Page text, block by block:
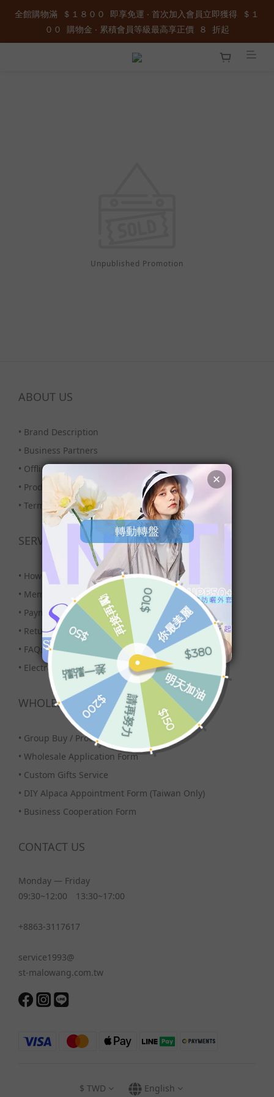
全館購物滿  ＄１８００  即享免運 ‧ 首次加入會員立即獲得  ＄１
００  購物金 ‧ 累積會員等級最高享正價  ８  折起
全館購物滿  ＄１８００  即享免運 ‧ 首次加入會員立即獲得  ＄１
００  購物金 ‧ 累積會員等級最高享正價  ８  折起
加入官方LINE ID : @wau4368o 享額外秘密折扣
Unpublished Promotion
ABOUT US
• Brand Description
• Business Partners
• Offline Stores
• Products Column
• Terms & Condition
SERVICE
• How to Buy?
• Membership
• Payment & Shipping
• Returns
• FAQs
• Electronic Invoice
WHOLESALE
• Group Buy / Procurement
• Wholesale Application Form
• Custom Gifts Service
• DIY Alpaca Appointment Form (Taiwan Only)
• Business Cooperation Form
CONTACT US
Monday — Friday
09:30~12:00 13:30~17:00
+8863-3117617
service1993@
st-malowang.com.tw
$ TWD English